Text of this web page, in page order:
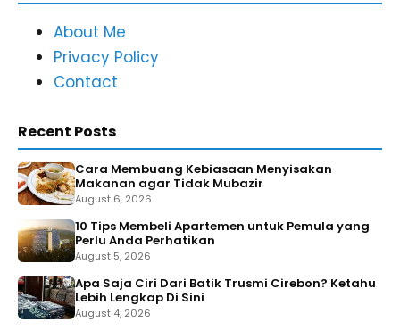
About Me
Privacy Policy
Contact
Recent Posts
Cara Membuang Kebiasaan Menyisakan
Makanan agar Tidak Mubazir
August 6, 2026
10 Tips Membeli Apartemen untuk Pemula yang
Perlu Anda Perhatikan
August 5, 2026
Apa Saja Ciri Dari Batik Trusmi Cirebon? Ketahu
Lebih Lengkap Di Sini
August 4, 2026